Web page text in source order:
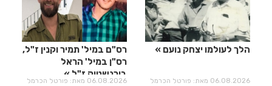
הלך לעולמו יצחק נועם
06.08.2026 מאת: פורטל הכרמל
רס"ם במיל' תמיר וקנין ז"ל,
רס"ן במיל' הראל
בירנשטוק ז"ל
06.08.2026 מאת: פורטל הכרמל